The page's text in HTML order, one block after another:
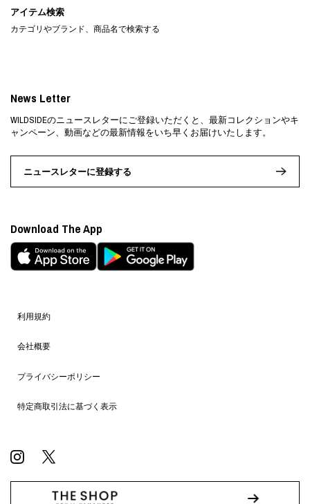
アイテム検索
カテゴリやブランド、商品名で検索する
利用規約
会社概要
プライバシーポリシー
特定商取引法に基づく表示
News Letter
WILDSIDEのニュースレターにご登録いただくと、最新コレクションやキ
ャンペーン、動画などの最新情報をいち早くお届けいたします。
ニュースレターに登録する
Download The App